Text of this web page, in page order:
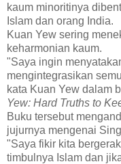
kaum minoritinya
Islam dan orang India.
Kuan Yew sering
keharmonian kaum.
"Saya ingin
mengintegrasikan
kata Kuan Yew dalam
Yew: Hard Truths to
Buku tersebut
jujurnya mengenai
"Saya fikir kita
timbulnya Islam dan